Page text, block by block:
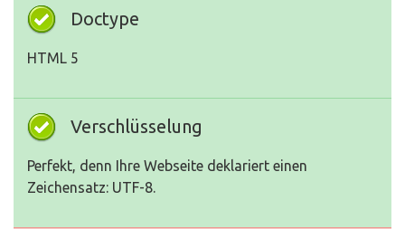
Doctype
HTML 5
Verschlüsselung
Perfekt, denn Ihre Webseite deklariert einen
Zeichensatz: UTF-8.